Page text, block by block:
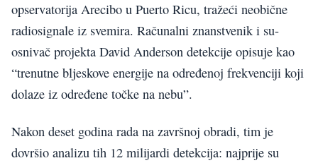
opservatorija Arecibo u Puerto Ricu, tražeći neobične
radiosignale iz svemira. Računalni znanstvenik i su-
osnivač projekta David Anderson detekcije opisuje kao
“trenutne bljeskove energije na određenoj frekvenciji koji
dolaze iz određene točke na nebu”.
Nakon deset godina rada na završnoj obradi, tim je
dovršio analizu tih 12 milijardi detekcija: najprije su